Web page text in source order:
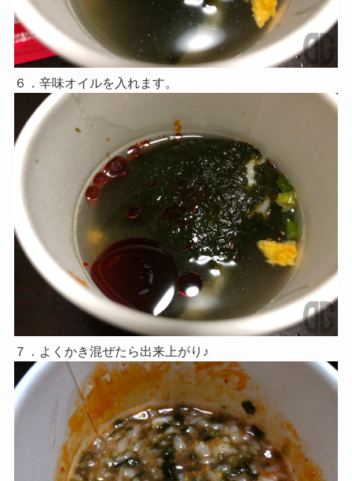
６．辛味オイルを入れます。
７．よくかき混ぜたら出来上がり♪